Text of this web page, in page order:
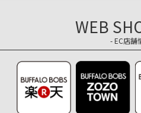
WEB
- EC店舗